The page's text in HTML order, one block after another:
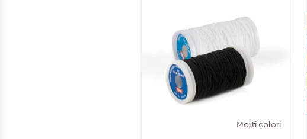
Molti colori